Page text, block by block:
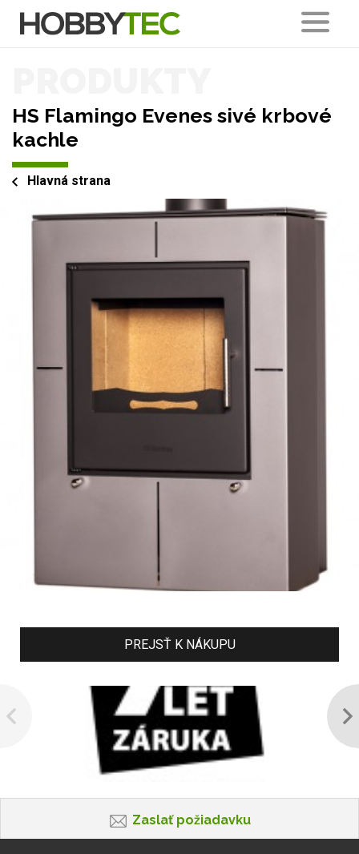
HS Flamingo Evenes sivé krbové
kachle
Hlavná strana
PREJSŤ K NÁKUPU
Zaslať požiadavku